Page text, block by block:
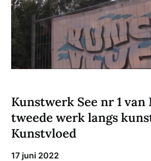
Kunstwerk See nr 1
tweede werk langs
Kunstvloed
17 juni 2022